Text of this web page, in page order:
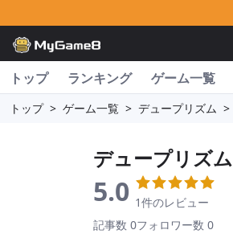
トップ ランキング ゲーム一覧
トップ > ゲーム一覧 > デュープリズム >
デュープリズム
5.0 1件のレビュー
記事数 0フォロワー数 0